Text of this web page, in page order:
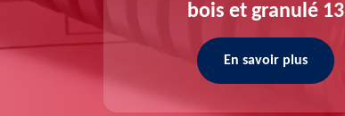
bois et granulé 13
En savoir plus